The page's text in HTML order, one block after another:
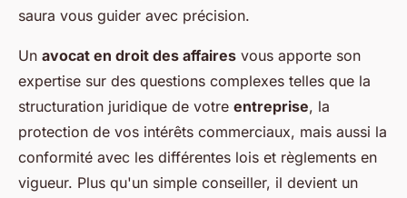
saura vous guider avec précision.
Un avocat en droit des affaires vous apporte son
expertise sur des questions complexes telles que la
structuration juridique de votre entreprise, la
protection de vos intérêts commerciaux, mais aussi la
conformité avec les différentes lois et règlements en
vigueur. Plus qu'un simple conseiller, il devient un